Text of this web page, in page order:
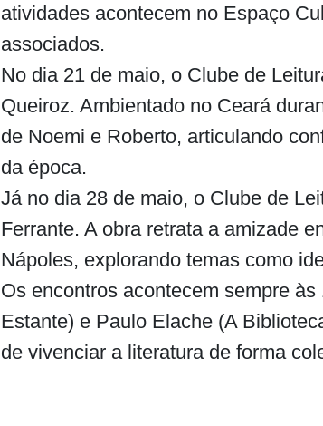
atividades acontecem no Espaço
associados.
No dia 21 de maio, o Clube de
Queiroz. Ambientado no Ceará
de Noemi e Roberto, articulando
da época.
Já no dia 28 de maio, o Clube de
Ferrante. A obra retrata a amizade
Nápoles, explorando temas como
Os encontros acontecem sempre
Estante) e Paulo Elache (A
de vivenciar a literatura de forma